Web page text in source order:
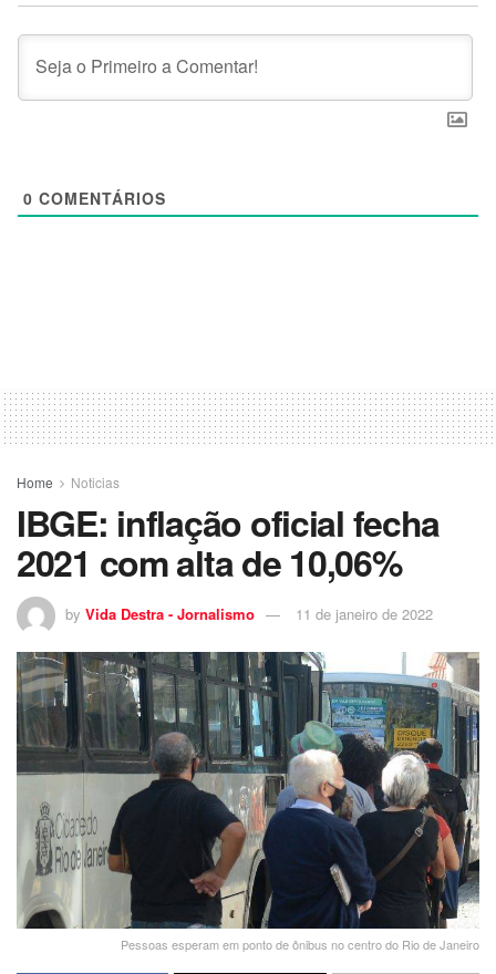
0 COMENTÁRIOS
Home Noticias
IBGE: inflação oficial fecha
2021 com alta de 10,06%
by Vida Destra - Jornalismo 11 de janeiro de 2022
Pessoas esperam em ponto de ônibus no centro do Rio de Janeiro